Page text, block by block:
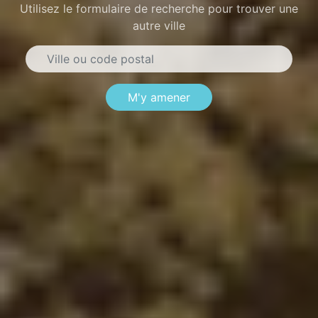
Utilisez le formulaire de recherche pour trouver une
autre ville
M'y amener